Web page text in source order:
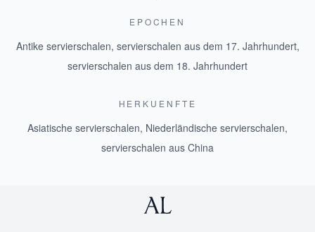
EPOCHEN
Antike servierschalen, servierschalen aus dem 17. Jahrhundert,
servierschalen aus dem 18. Jahrhundert
HERKUENFTE
Asiatische servierschalen, Niederländische servierschalen,
servierschalen aus China